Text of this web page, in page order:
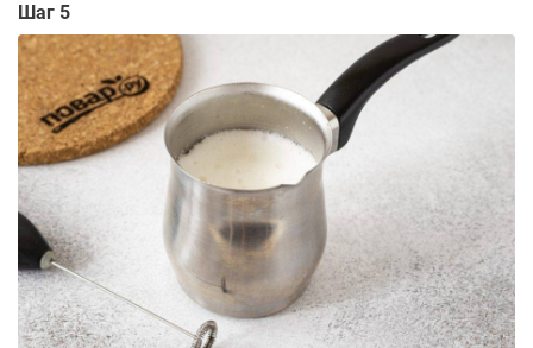
Шаг 5